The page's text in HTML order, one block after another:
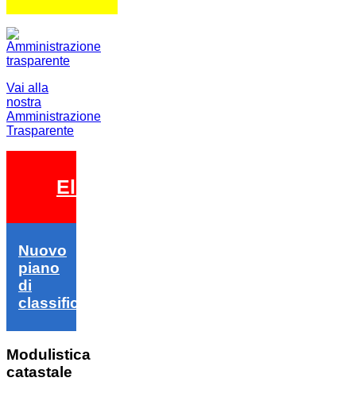
Vai alla
nostra
Amministrazione
Trasparente
Elezioni 2026
Nuovo
piano
di
classifica
Modulistica
catastale